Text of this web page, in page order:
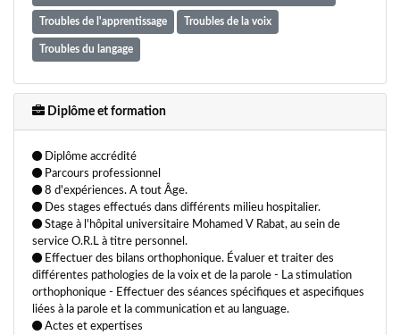
Troubles de l'apprentissage Troubles de la voix
Troubles du langage
Diplôme et formation
Diplôme accrédité
Parcours professionnel
8 d'expériences. A tout Âge.
Des stages effectués dans différents milieu hospitalier.
Stage à l'hôpital universitaire Mohamed V Rabat, au sein de
service O.R.L à titre personnel.
Effectuer des bilans orthophonique. Évaluer et traiter des
différentes pathologies de la voix et de la parole - La stimulation
orthophonique - Effectuer des séances spécifiques et aspecifiques
liées à la parole et la communication et au language.
Actes et expertises